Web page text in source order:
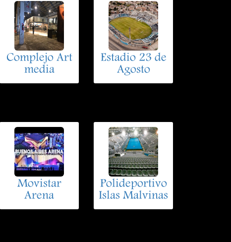
Complejo Art
media
Estadio 23 de
Agosto
Movistar
Arena
Polideportivo
Islas Malvinas